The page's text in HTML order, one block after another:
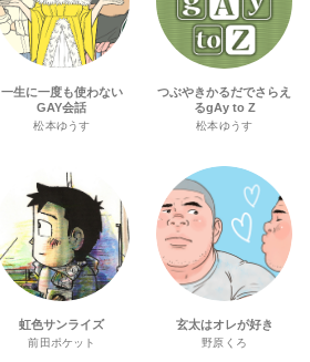
一生に一度も使わない
GAY会話
松本ゆうす
つぶやきかるだでさらえ
るgAy to Z
松本ゆうす
虹色サンライズ
前田ポケット
玄太はオレが好き
野原くろ